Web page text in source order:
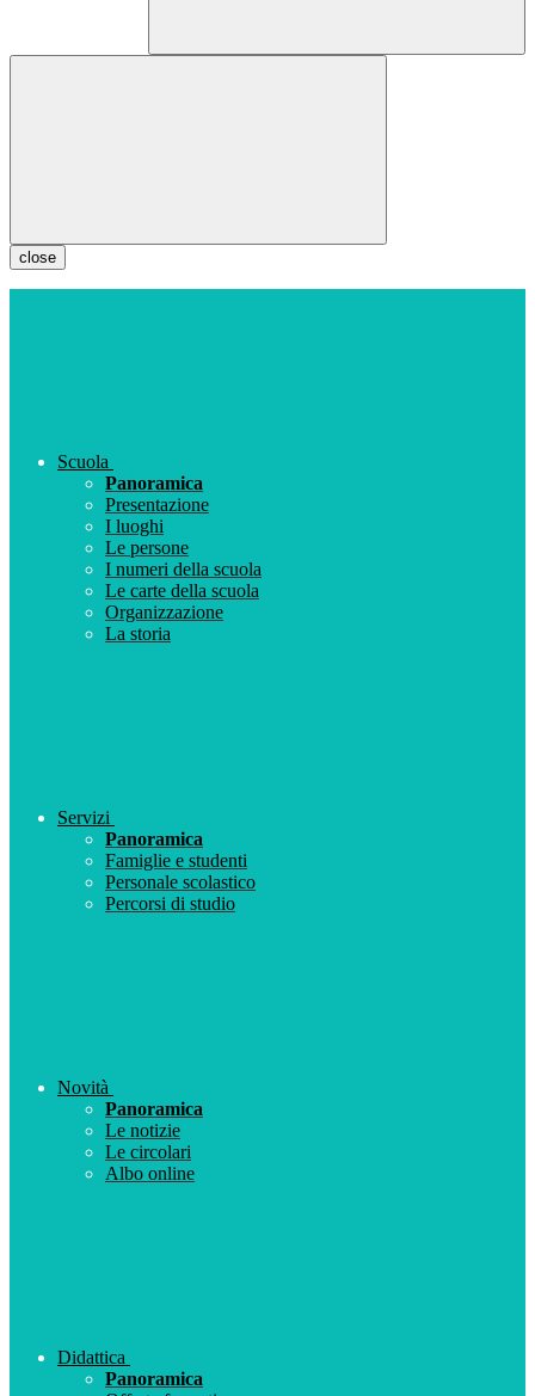
close
Scuola
Panoramica
Presentazione
I luoghi
Le persone
I numeri della scuola
Le carte della scuola
Organizzazione
La storia
Servizi
Panoramica
Famiglie e studenti
Personale scolastico
Percorsi di studio
Novità
Panoramica
Le notizie
Le circolari
Albo online
Didattica
Panoramica